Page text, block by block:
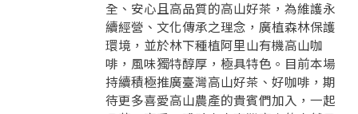
全、安心且高品質的高山好茶，為維護永
續經營、文化傳承之理念，廣植森林保護
環境，並於林下種植阿里山有機高山咖
啡，風味獨特醇厚，極具特色。目前本場
持續積極推廣臺灣高山好茶、好咖啡，期
待更多喜愛高山農產的貴賓們加入，一起
返回 繼續註冊
點擊加入 LINE 好友
返回 繼續註冊
註冊完成了！
開始填寫申請資料吧~
填寫申請資料
返回首頁
您的申請資料正在等候審查中，
要申請新產品嗎？
查看申請進度 申請新產品
返回首頁
想知道怎麼做更容易通過審核嗎？
看看申請教學吧！
如果你已經準備好了，
點擊「直接申請」按鈕開始填寫申請表。
直接申請 看密笈